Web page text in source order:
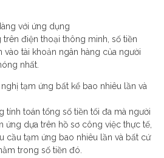
với ứng dụng
điện thoại thông minh, số tiền
tài khoản ngân hàng của người
nhất.
tạm ứng bất kể bao nhiêu lần và
tính toán tổng số tiền tối đa mà người
ứng dựa trên hồ sơ công việc thực tế,
cầu tạm ứng bao nhiêu lần và bất cứ
trong số tiền đó.